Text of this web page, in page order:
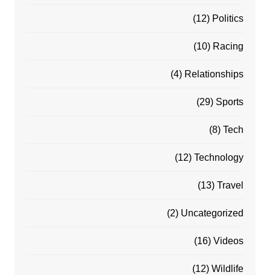
Politics
(12)
Racing
(10)
Relationships
(4)
Sports
(29)
Tech
(8)
Technology
(12)
Travel
(13)
Uncategorized
(2)
Videos
(16)
Wildlife
(12)